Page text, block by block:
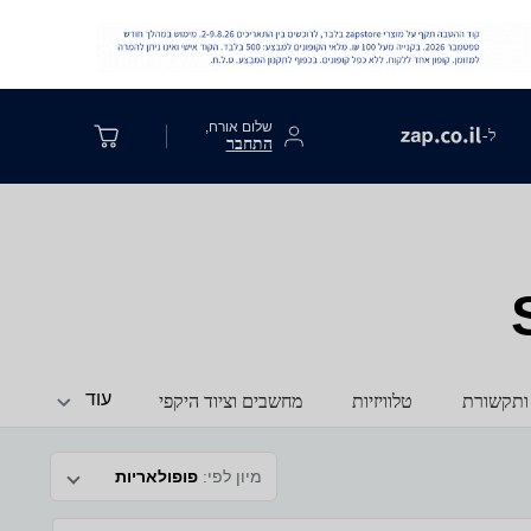
ל- שלום אורח,
התחבר
ותקשורת טלוויזיות מחשבים וציוד היקפי עוד
מיון לפי: פופולאריות